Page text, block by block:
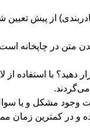
از پیش
مشکل و یا سوال
و در کمترین